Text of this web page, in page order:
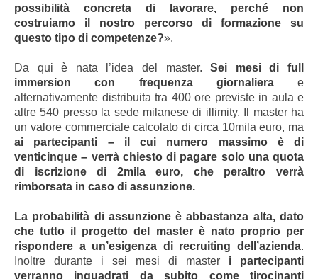
possibilità concreta di lavorare, perché non
costruiamo il nostro percorso di formazione su
questo tipo di competenze?».
Da qui è nata l’idea del master.Sei mesi di full
immersion con frequenza giornalierae
alternativamente distribuita tra 400 ore previste in aula e
altre 540 presso la sede milanese di illimity. Il master ha
un valore commerciale calcolato di circa 10mila euro, ma
ai partecipanti – il cui numero massimo è di
venticinque– verrà chiesto di pagare solo una quota
di iscrizione di 2mila euro, che peraltro verrà
rimborsata in caso di assunzione.
La probabilità di assunzione è abbastanza alta, dato
che tutto il progetto del master è nato proprio per
rispondere a un’esigenza di recruiting dell’azienda.
Inoltre durante i sei mesi di master i partecipanti
verranno inquadrati da subito come tirocinanti